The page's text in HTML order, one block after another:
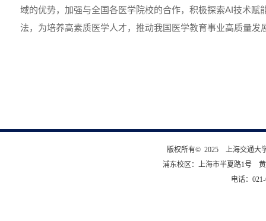
版权所有© 2025 上海交通大
浦东校区：上海市半夏路1号
电话：
域的优势，加强与全国各医学院校的合作，积极探索AI技术赋
法，为培养高素质医学人才，推动我国医学教育事业高质量发